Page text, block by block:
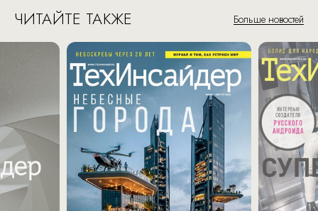
ЧИТАЙТЕ ТАКЖЕ Больше новостей